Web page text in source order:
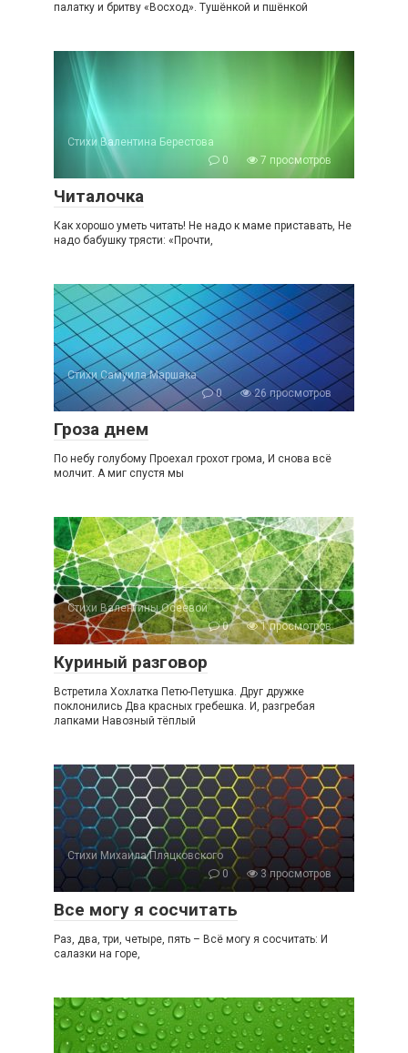
палатку и бритву «Восход». Тушёнкой и пшёнкой
Стихи Валентина Берестова
0
7 просмотров
Читалочка
Как хорошо уметь читать! Не надо к маме приставать, Не
надо бабушку трясти: «Прочти,
Стихи Самуила Маршака
0
26 просмотров
Гроза днем
По небу голубому Проехал грохот грома, И снова всё
молчит. А миг спустя мы
Стихи Валентины Осеевой
0
1 просмотров
Куриный разговор
Встретила Хохлатка Петю-Петушка. Друг дружке
поклонились Два красных гребешка. И, разгребая
лапками Навозный тёплый
Стихи Михаила Пляцковского
0
3 просмотров
Все могу я сосчитать
Раз, два, три, четыре, пять – Всё могу я сосчитать: И
салазки на горе,